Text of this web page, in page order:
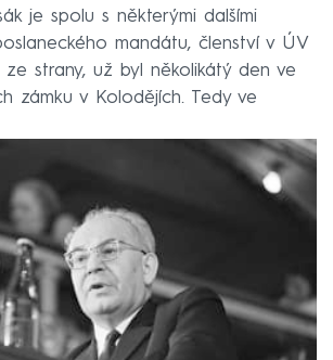
je spolu s některými dalšími
mandátu, členství v ÚV
ze strany, už byl několikátý den ve
zámku v Kolodějích. Tedy ve